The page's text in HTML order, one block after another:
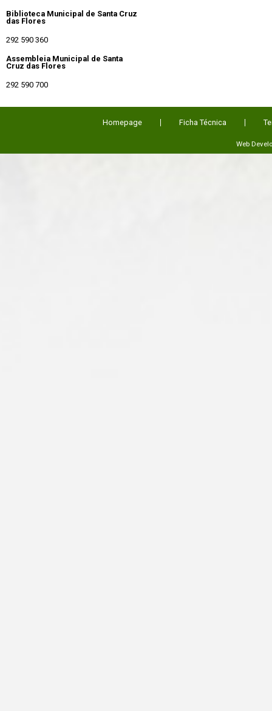
Biblioteca Municipal de Santa Cruz
das Flores
292 590 360
Assembleia Municipal de Santa
Cruz das Flores
292 590 700
Homepage Ficha Técnica
Web